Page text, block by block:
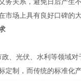
市场上具有良好口碑的
、光伏、水利等领域
定制，而传统的标准化